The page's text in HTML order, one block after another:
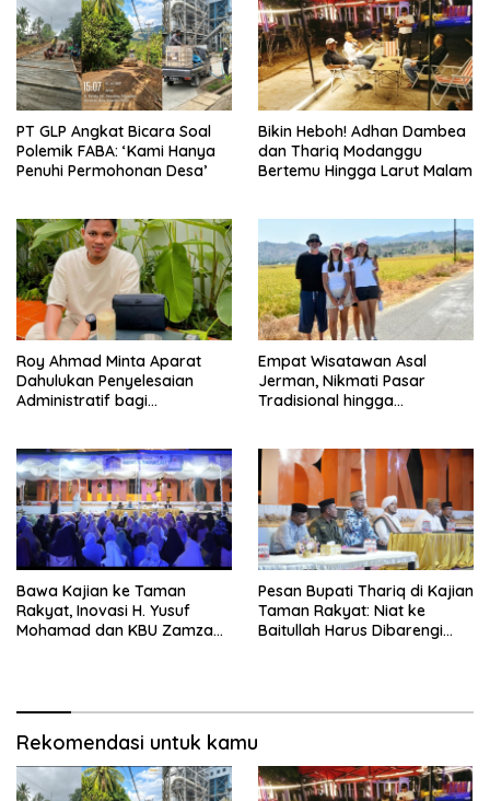
PT GLP Angkat Bicara Soal
Polemik FABA: ‘Kami Hanya
Penuhi Permohonan Desa’
Bikin Heboh! Adhan Dambea
dan Thariq Modanggu
Bertemu Hingga Larut Malam
Roy Ahmad Minta Aparat
Dahulukan Penyelesaian
Administratif bagi
Empat Wisatawan Asal
Jerman, Nikmati Pasar
Tradisional hingga
Bawa Kajian ke Taman
Rakyat, Inovasi H. Yusuf
Mohamad dan KBU Zamzam
Pesan Bupati Thariq di Kajian
Taman Rakyat: Niat ke
Baitullah Harus Dibarengi
Rekomendasi untuk kamu